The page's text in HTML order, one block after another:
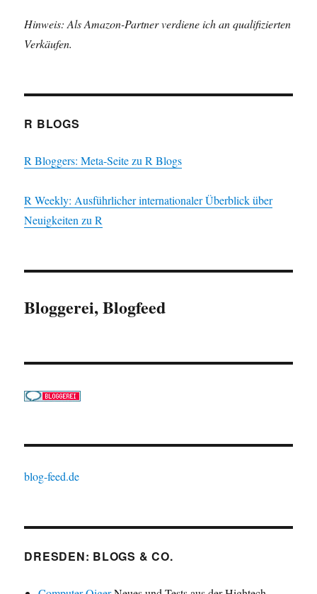
Hinweis: Als Amazon-Partner verdiene ich an qualifizierten
Verkäufen.
R BLOGS
R Bloggers: Meta-Seite zu R Blogs
R Weekly: Ausführlicher internationaler Überblick über
Neuigkeiten zu R
Bloggerei, Blogfeed
blog-feed.de
DRESDEN: BLOGS & CO.